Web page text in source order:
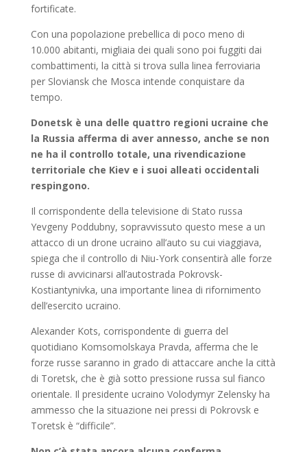
fortificate.
Con una popolazione prebellica di poco meno di
10.000 abitanti, migliaia dei quali sono poi fuggiti dai
combattimenti, la città si trova sulla linea ferroviaria
per Sloviansk che Mosca intende conquistare da
tempo.
Donetsk è una delle quattro regioni ucraine che
la Russia afferma di aver annesso, anche se non
ne ha il controllo totale, una rivendicazione
territoriale che Kiev e i suoi alleati occidentali
respingono.
Il corrispondente della televisione di Stato russa
Yevgeny Poddubny, sopravvissuto questo mese a un
attacco di un drone ucraino all’auto su cui viaggiava,
spiega che il controllo di Niu-York consentirà alle forze
russe di avvicinarsi all’autostrada Pokrovsk-
Kostiantynivka, una importante linea di rifornimento
dell’esercito ucraino.
Alexander Kots, corrispondente di guerra del
quotidiano Komsomolskaya Pravda, afferma che le
forze russe saranno in grado di attaccare anche la città
di Toretsk, che è già sotto pressione russa sul fianco
orientale. Il presidente ucraino Volodymyr Zelensky ha
ammesso che la situazione nei pressi di Pokrovsk e
Toretsk è “difficile”.